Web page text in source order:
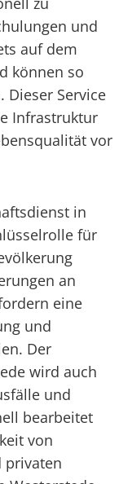
und
auf dem
können so
Dieser Service
Infrastruktur
vor
in
für
an
eine
und
Der
wird auch
und
bearbeitet
von
privaten